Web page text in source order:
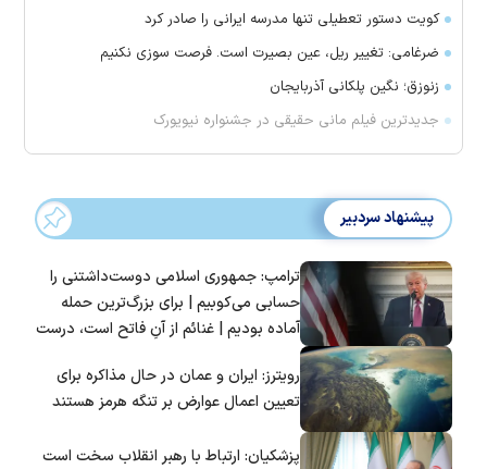
کویت دستور تعطیلی تنها مدرسه ایرانی را صادر کرد
ضرغامی: تغییر ریل، عین بصیرت است. فرصت سوزی نکنیم
زنوزق؛ نگین پلکانی آذربایجان
جدیدترین فیلم مانی حقیقی در جشنواره نیویورک
پیشنهاد سردبیر
ترامپ: جمهوری اسلامی دوست‌داشتنی را
حسابی می‌کوبیم | برای بزرگ‌ترین حمله
آماده بودیم | غنائم از آنِ فاتح است، درست
رویترز: ایران و عمان در حال مذاکره برای
تعیین اعمال عوارض بر تنگه هرمز هستند
پزشکیان: ارتباط با رهبر انقلاب سخت است